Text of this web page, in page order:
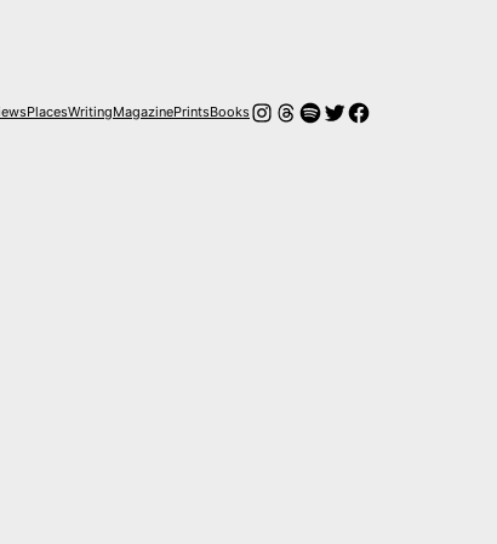
PlacesWritingMagazinePrintsBooksInstagram
Threads
Spotify
Twitter
Facebook